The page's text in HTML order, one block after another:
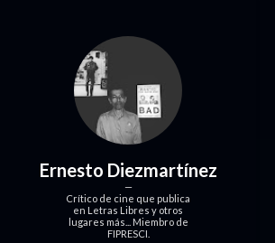
Ernesto Diezmartínez
Crítico de cine que publica
en Letras Libres y otros
lugares más... Miembro de
FIPRESCI.